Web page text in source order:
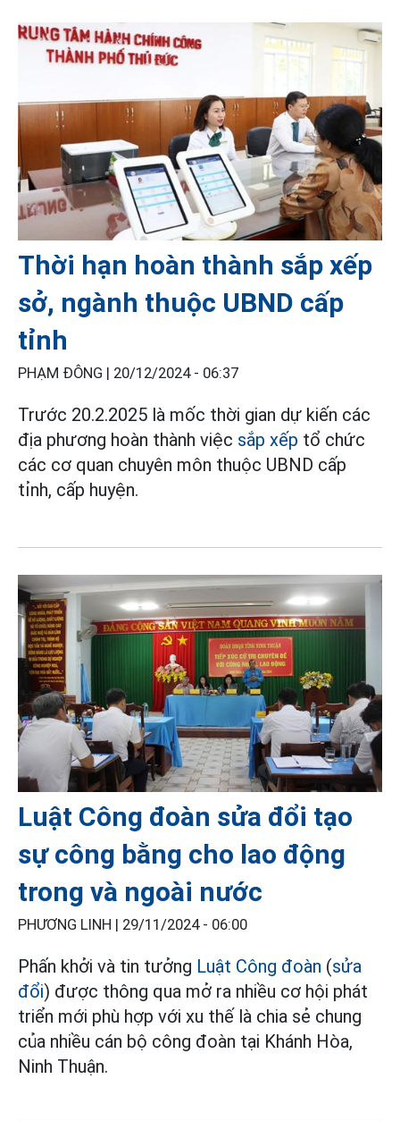
Thời hạn hoàn thành sắp xếp
sở, ngành thuộc UBND cấp
tỉnh
PHẠM ĐÔNG | 20/12/2024 - 06:37
Trước 20.2.2025 là mốc thời gian dự kiến các
địa phương hoàn thành việc sắp xếp tổ chức
các cơ quan chuyên môn thuộc UBND cấp
tỉnh, cấp huyện.
Luật Công đoàn sửa đổi tạo
sự công bằng cho lao động
trong và ngoài nước
PHƯƠNG LINH | 29/11/2024 - 06:00
Phấn khởi và tin tưởng Luật Công đoàn (sửa
đổi) được thông qua mở ra nhiều cơ hội phát
triển mới phù hợp với xu thế là chia sẻ chung
của nhiều cán bộ công đoàn tại Khánh Hòa,
Ninh Thuận.